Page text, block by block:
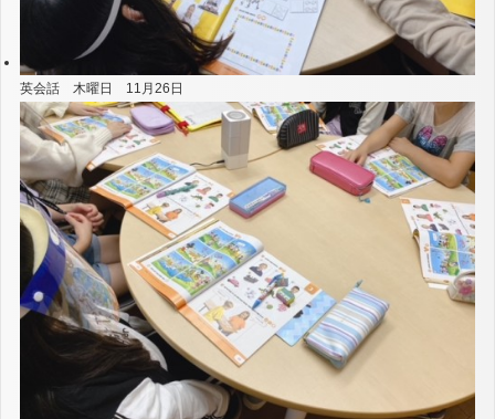
英会話 木曜日 11月26日